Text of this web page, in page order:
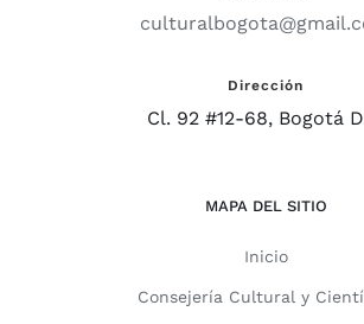
Dirección
Cl. 92 #12-68, Bogotá
MAPA DEL SITIO
Inicio
Consejería Cultural y